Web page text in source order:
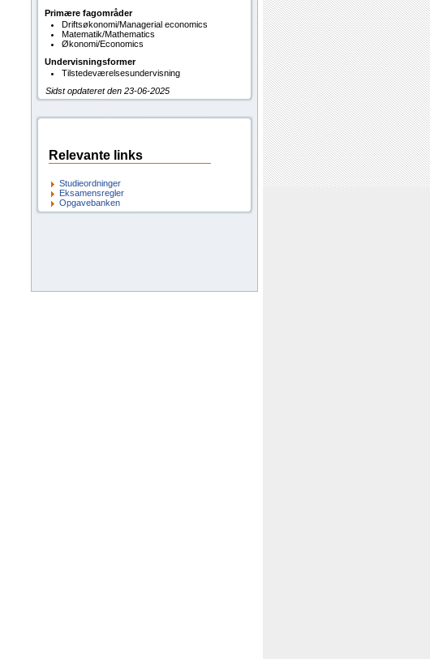
Primære fagområder
Driftsøkonomi/Managerial economics
Matematik/Mathematics
Økonomi/Economics
Undervisningsformer
Tilstedeværelsesundervisning
Sidst opdateret den 23-06-2025
Relevante links
Studieordninger
Eksamensregler
Opgavebanken